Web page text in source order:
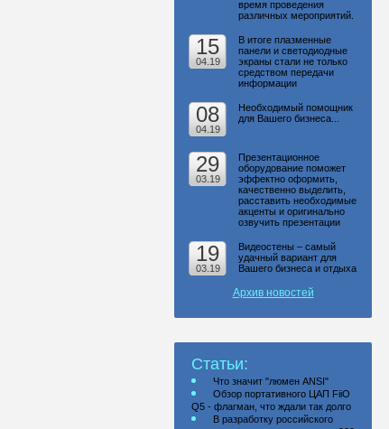
время проведения
различных мероприятий.
15
04.19
В итоге плазменные
панели и светодиодные
экраны стали не только
средством передачи
информации
08
04.19
Необходимый помощник
для Вашего бизнеса...
29
03.19
Презентационное
оборудование поможет
эффектно оформить,
качественно выделить,
расставить необходимые
акценты и оригинально
озвучить презентации
19
03.19
Видеостены – самый
удачный вариант для
Вашего бизнеса и отдыха
Архив новостей
Статьи:
Что значит "люмен ANSI"
Обзор портативного ЦАП FiiO
Q5 - флагман, что ждали так долго
В разработку российского